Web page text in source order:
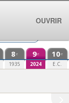
8e
1935
9e
2024
10e
E.C.
OUVRIR